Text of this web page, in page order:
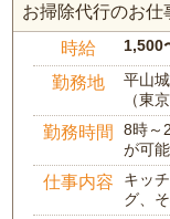
お掃除代行のお仕
時給 1,500
勤務地
平山
（東
勤務時間
8時～
が可
仕事内容
キッ
グ、